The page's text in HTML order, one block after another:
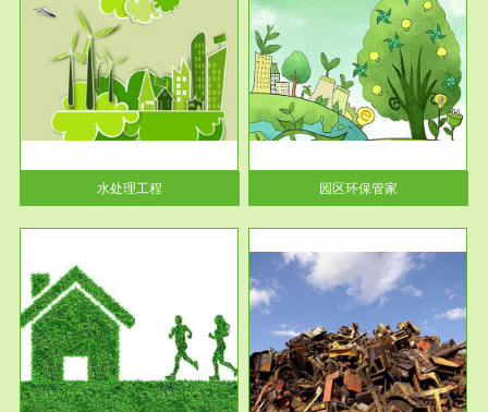
水处理工程
服务范围
园区环保管家
2016 年 4 月，环保部下发《关
于积极发挥环境保护作用促进供
给侧结...
园区环保管家
服务范围
固体危险废物处理
固体废物解释：固体废物是指人